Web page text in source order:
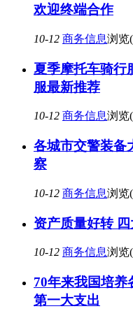
欢迎终端合作
10-12 商务信息浏览
夏季摩托车骑行
服最新推荐
10-12 商务信息浏览
各城市交警装备
察
10-12 商务信息浏览
资产质量好转
10-12 商务信息浏览
70年来我国培养
第一大支出